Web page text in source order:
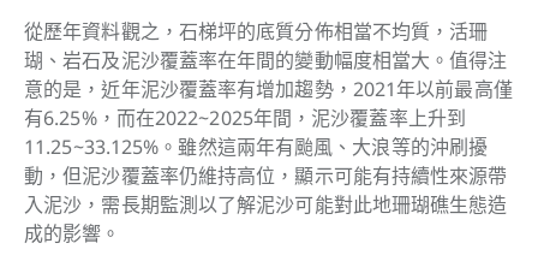
從歷年資料觀之，石梯坪的底質分佈相當不均質，活珊
瑚、岩石及泥沙覆蓋率在年間的變動幅度相當大。值得注
意的是，近年泥沙覆蓋率有增加趨勢，2021年以前最高僅
有6.25%，而在2022~2025年間，泥沙覆蓋率上升到
11.25~33.125%。雖然這兩年有颱風、大浪等的沖刷擾
動，但泥沙覆蓋率仍維持高位，顯示可能有持續性來源帶
入泥沙，需長期監測以了解泥沙可能對此地珊瑚礁生態造
成的影響。